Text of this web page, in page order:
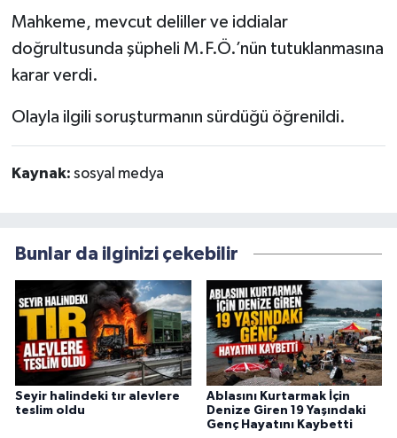
Mahkeme, mevcut deliller ve iddialar
doğrultusunda şüpheli M.F.Ö.’nün tutuklanmasına
karar verdi.
Olayla ilgili soruşturmanın sürdüğü öğrenildi.
Kaynak: sosyal medya
Bunlar da ilginizi çekebilir
Seyir halindeki tır alevlere
teslim oldu
Ablasını Kurtarmak İçin
Denize Giren 19 Yaşındaki
Genç Hayatını Kaybetti